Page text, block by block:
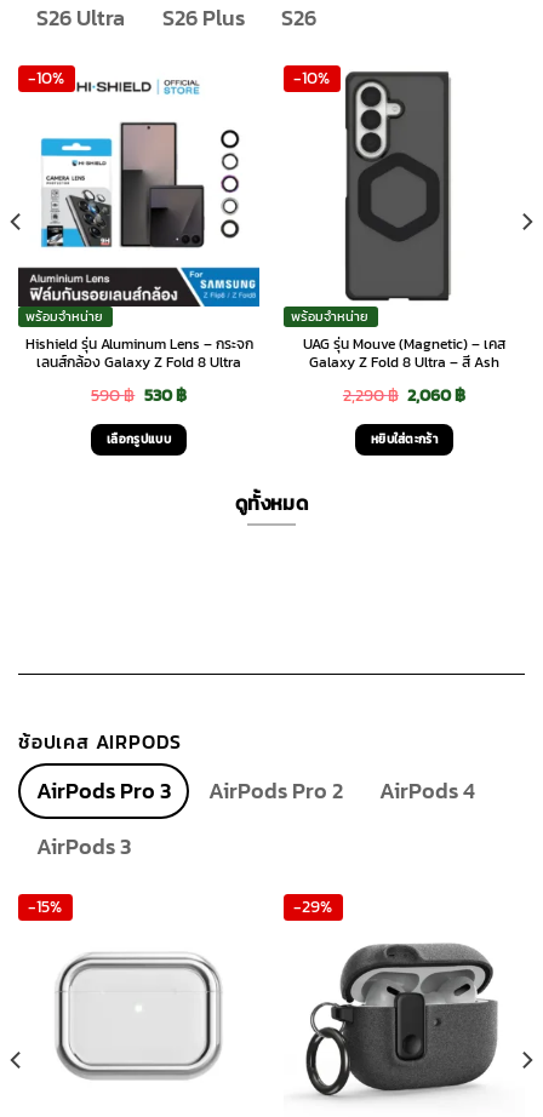
S26 Ultra
S26 Plus S26
-10%
พร้อมจำหน่าย
Hishield รุ่น Aluminum Lens – กระจก
เลนส์กล้อง Galaxy Z Fold 8 Ultra
590฿ Original
price
was:
530฿Current
price
เลือกรูปแบบ
on
the
product
-10%
พร้อมจำหน่าย
UAG รุ่น Mouve (Magnetic) – เคส
Galaxy Z Fold 8 Ultra – สี Ash
2,290฿ Original
price
was:
2,060฿Current
หยิบใส่ตะกร้า
ดูทั้งหมด
ช้อปเคส AIRPODS
AirPods Pro 3 AirPods Pro 2
AirPods 4
AirPods 3
-15% -29%